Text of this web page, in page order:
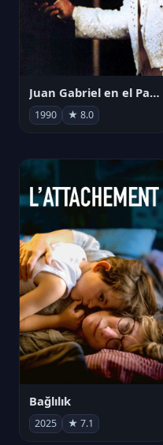
Juan Gabriel en el Palacio de Bellas Artes
1990 ★ 8.0
Bağlılık
2025 ★ 7.1